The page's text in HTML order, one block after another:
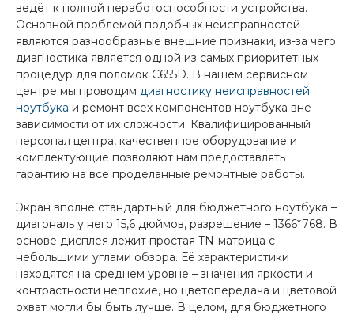
ведёт к полной неработоспособности устройства.
Основной проблемой подобных неисправностей
являются разнообразные внешние признаки, из-за чего
диагностика является одной из самых приоритетных
процедур для поломок C655D. В нашем сервисном
центре мы проводим диагностику неисправностей
ноутбука и ремонт всех компонентов ноутбука вне
зависимости от их сложности. Квалифицированный
персонал центра, качественное оборудование и
комплектующие позволяют нам предоставлять
гарантию на все проделанные ремонтные работы.
Экран вполне стандартный для бюджетного ноутбука –
диагональ у него 15,6 дюймов, разрешение – 1366*768. В
основе дисплея лежит простая TN-матрица с
небольшими углами обзора. Её характеристики
находятся на среднем уровне – значения яркости и
контрастности неплохие, но цветопередача и цветовой
охват могли бы быть лучше. В целом, для бюджетного